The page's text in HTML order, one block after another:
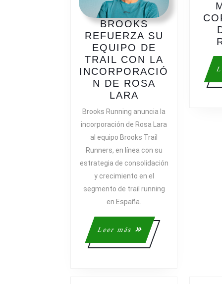
BROOKS
REFUERZA SU
EQUIPO DE
TRAIL CON LA
INCORPORACIÓ
N DE ROSA
LARA
REFUERZA
SU
EQUIPO
DE
TRAIL
CON
LA
DE
ROSA
LARA
Brooks Running anuncia la
incorporación de Rosa Lara
al equipo Brooks Trail
Runners, en línea con su
estrategia de consolidación
y crecimiento en el
segmento de trail running
en España.
Leer más
Leer
más